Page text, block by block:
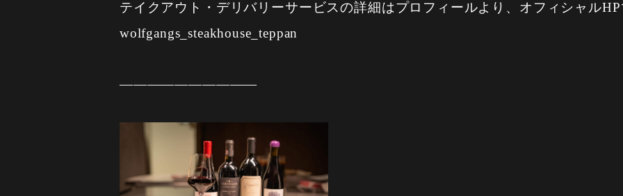
テイクアウト・デリバリーサービスの詳細はプロフィールより、オフィシャル
wolfgangs_steakhouse_teppan
——————————